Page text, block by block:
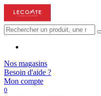
Nos magasins
Besoin d'aide ?
Mon compte
0